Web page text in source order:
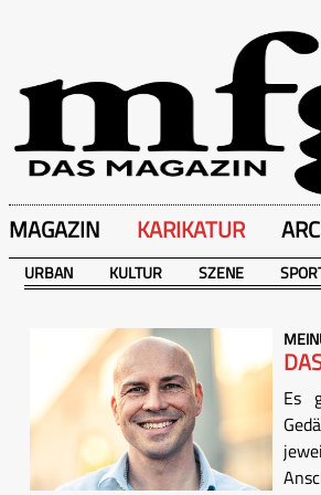
MAGAZIN KARIKATUR
URBAN KULTUR SZENE
Es